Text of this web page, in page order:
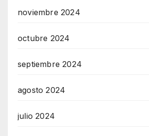
noviembre 2024
octubre 2024
septiembre 2024
agosto 2024
julio 2024